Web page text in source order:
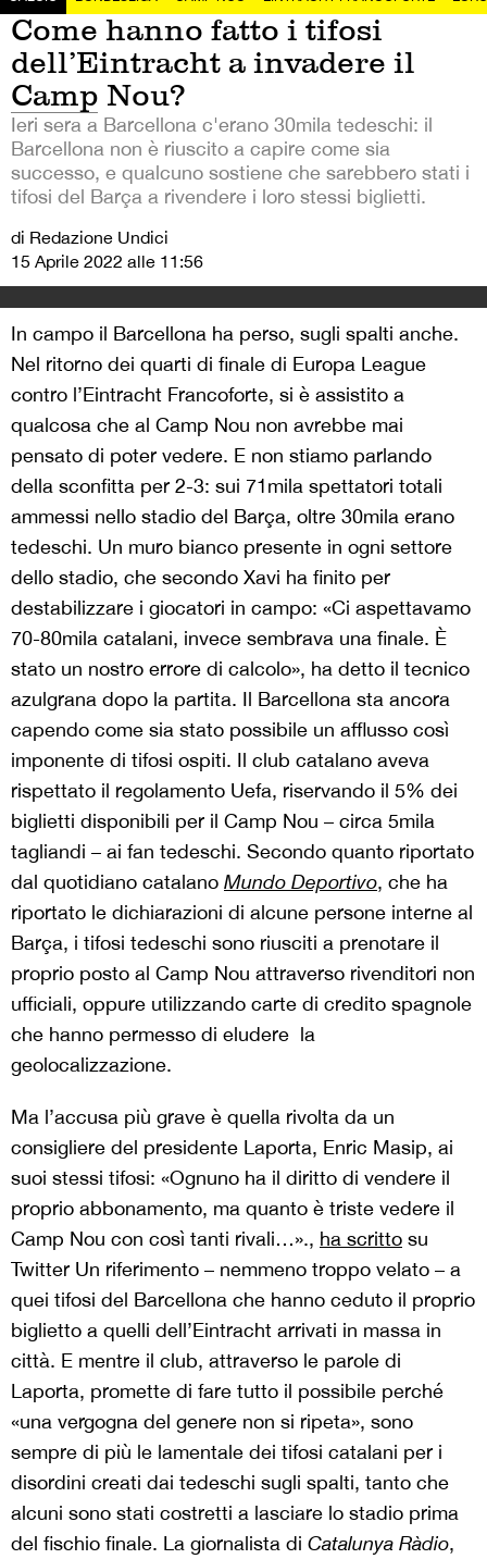
Come hanno fatto i tifosi
dell’Eintracht a invadere il
Camp Nou?
Ieri sera a Barcellona c'erano 30mila tedeschi: il
Barcellona non è riuscito a capire come sia
successo, e qualcuno sostiene che sarebbero stati i
tifosi del Barça a rivendere i loro stessi biglietti.
di Redazione Undici
15 Aprile 2022 alle 11:56
In campo il Barcellona ha perso, sugli spalti anche.
Nel ritorno dei quarti di finale di Europa League
contro l’Eintracht Francoforte, si è assistito a
qualcosa che al Camp Nou non avrebbe mai
pensato di poter vedere. E non stiamo parlando
della sconfitta per 2-3: sui 71mila spettatori totali
ammessi nello stadio del Barça, oltre 30mila erano
tedeschi. Un muro bianco presente in ogni settore
dello stadio, che secondo Xavi ha finito per
destabilizzare i giocatori in campo: «Ci aspettavamo
70-80mila catalani, invece sembrava una finale. È
stato un nostro errore di calcolo», ha detto il tecnico
azulgrana dopo la partita. Il Barcellona sta ancora
capendo come sia stato possibile un afflusso così
imponente di tifosi ospiti. Il club catalano aveva
rispettato il regolamento Uefa, riservando il 5% dei
biglietti disponibili per il Camp Nou – circa 5mila
tagliandi – ai fan tedeschi. Secondo quanto riportato
dal quotidiano catalano Mundo Deportivo, che ha
riportato le dichiarazioni di alcune persone interne al
Barça, i tifosi tedeschi sono riusciti a prenotare il
proprio posto al Camp Nou attraverso rivenditori non
ufficiali, oppure utilizzando carte di credito spagnole
che hanno permesso di eludere la
geolocalizzazione.
Ma l’accusa più grave è quella rivolta da un
consigliere del presidente Laporta, Enric Masip, ai
suoi stessi tifosi: «Ognuno ha il diritto di vendere il
proprio abbonamento, ma quanto è triste vedere il
Camp Nou con così tanti rivali…»., ha scritto su
Twitter Un riferimento – nemmeno troppo velato – a
quei tifosi del Barcellona che hanno ceduto il proprio
biglietto a quelli dell’Eintracht arrivati in massa in
città. E mentre il club, attraverso le parole di
Laporta, promette di fare tutto il possibile perché
«una vergogna del genere non si ripeta», sono
sempre di più le lamentale dei tifosi catalani per i
disordini creati dai tedeschi sugli spalti, tanto che
alcuni sono stati costretti a lasciare lo stadio prima
del fischio finale. La giornalista di Catalunya Ràdio,